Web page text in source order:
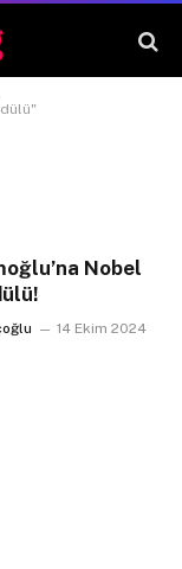
Nobel
14 Ekim 2024